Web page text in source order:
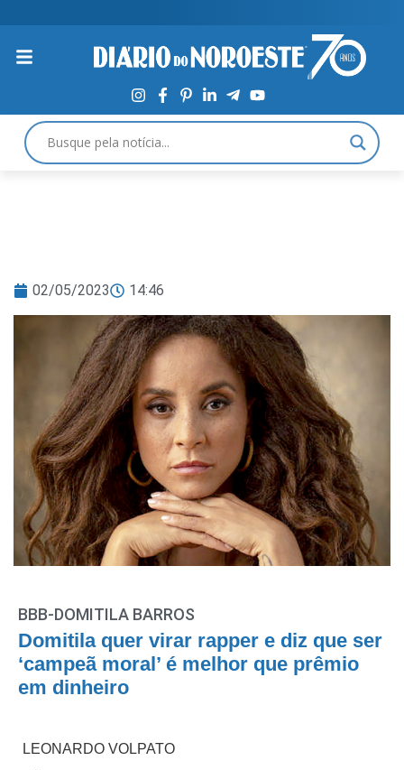
02/05/2023 14:46
BBB-DOMITILA BARROS
Domitila quer virar rapper e diz que ser
‘campeã moral’ é melhor que prêmio
em dinheiro
LEONARDO VOLPATO